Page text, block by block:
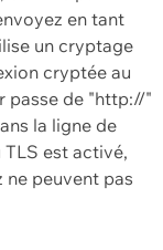
en tant
un cryptage
cryptée au
passe de "http://"
la ligne de
est activé,
ne peuvent pas